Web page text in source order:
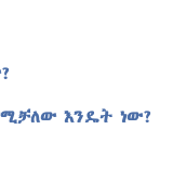
እንዴት ነው?